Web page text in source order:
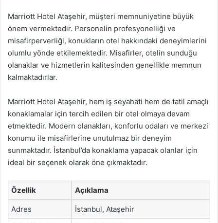
Marriott Hotel Ataşehir, müşteri memnuniyetine büyük
önem vermektedir. Personelin profesyonelliği ve
misafirperverliği, konukların otel hakkındaki deneyimlerini
olumlu yönde etkilemektedir. Misafirler, otelin sunduğu
olanaklar ve hizmetlerin kalitesinden genellikle memnun
kalmaktadırlar.
Marriott Hotel Ataşehir, hem iş seyahati hem de tatil amaçlı
konaklamalar için tercih edilen bir otel olmaya devam
etmektedir. Modern olanakları, konforlu odaları ve merkezi
konumu ile misafirlerine unutulmaz bir deneyim
sunmaktadır. İstanbul’da konaklama yapacak olanlar için
ideal bir seçenek olarak öne çıkmaktadır.
Özellik Açıklama
Adres İstanbul, Ataşehir